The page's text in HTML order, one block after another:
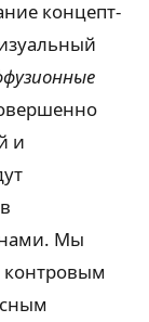
концепт-
и
Мы